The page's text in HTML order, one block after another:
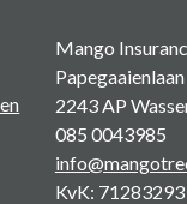
Mango
2243 AP
085 0043985
KvK: 71283293